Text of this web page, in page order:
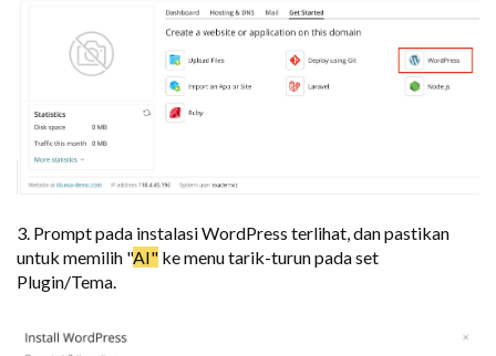
3. Prompt pada instalasi WordPress terlihat, dan pastikan
untuk memilih "AI" ke menu tarik-turun pada set
Plugin/Tema.